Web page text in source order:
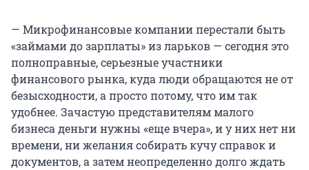
— Микрофинансовые компании перестали быть
«займами до зарплаты» из ларьков — сегодня это
полноправные, серьезные участники
финансового рынка, куда люди обращаются не от
безысходности, а просто потому, что им так
удобнее. Зачастую представителям малого
бизнеса деньги нужны «еще вчера», и у них нет ни
времени, ни желания собирать кучу справок и
документов, а затем неопределенно долго ждать